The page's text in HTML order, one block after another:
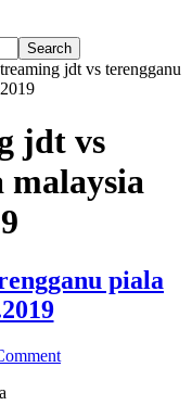
jdt vs terengganu
jdt vs
malaysia
piala